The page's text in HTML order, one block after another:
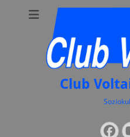
Club